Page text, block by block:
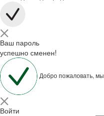
Ваш пароль
успешно сменен!
Добро пожаловать,
Войти